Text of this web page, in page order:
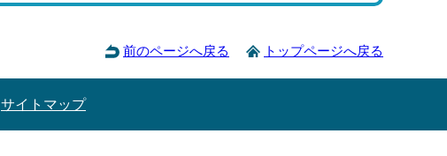
前のページへ戻る トップページへ戻る
サイトマップ